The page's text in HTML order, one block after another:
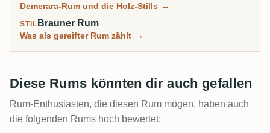
Demerara-Rum und die Holz-Stills →
STIL Brauner Rum
Was als gereifter Rum zählt →
Diese Rums könnten dir auch gefallen
Rum-Enthusiasten, die diesen Rum mögen, haben auch
die folgenden Rums hoch bewertet: